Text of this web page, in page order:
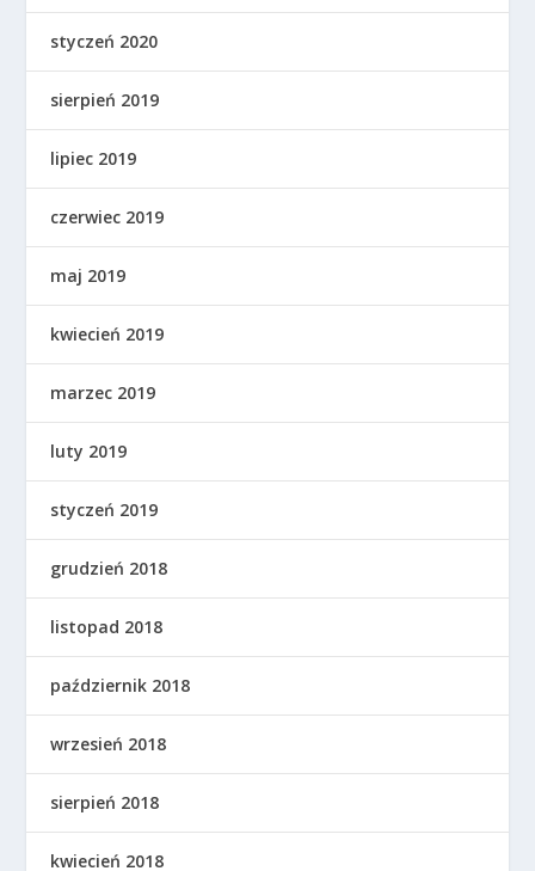
styczeń 2020
sierpień 2019
lipiec 2019
czerwiec 2019
maj 2019
kwiecień 2019
marzec 2019
luty 2019
styczeń 2019
grudzień 2018
listopad 2018
październik 2018
wrzesień 2018
sierpień 2018
kwiecień 2018